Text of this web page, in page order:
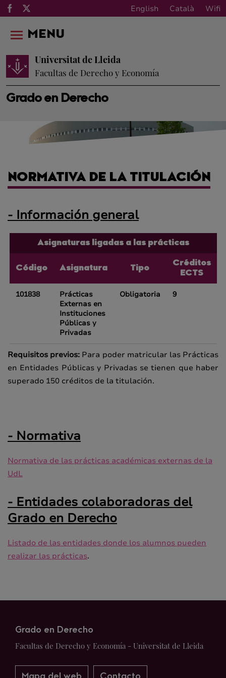
English Català Wifi
Grado en Derecho
Universitat de Lleida
Facultas de Derecho y Economía
MENU
NORMATIVA DE LA TITULACIÓN
- Información general
Asignaturas ligadas a las prácticas
Código Asignatura Tipo
Créditos
ECTS
101838
Prácticas
Externas en
Instituciones
Públicas y
Privadas
Obligatoria 9
Requisitos previos: Para poder matricular las Prácticas
en Entidades Públicas y Privadas se tienen que haber
superado 150 créditos de la titulación.
- Normativa
Normativa de las prácticas académicas externas de la
UdL
- Entidades colaboradoras del
Grado en Derecho
Listado de las entidades donde los alumnos pueden
realizar las prácticas.
Grado en Derecho
Facultas de Derecho y Economía - Universitat de Lleida